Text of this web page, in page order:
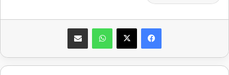
فيسبوك‫X واتساب مشاركة عبر البريد